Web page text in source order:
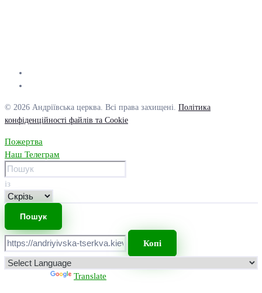
© 2026 Андріївська церква. Всі права захищені. Політика
конфіденційності файлів та Cookie
Пожертва
Наш Телеграм
із
Копі
Translate